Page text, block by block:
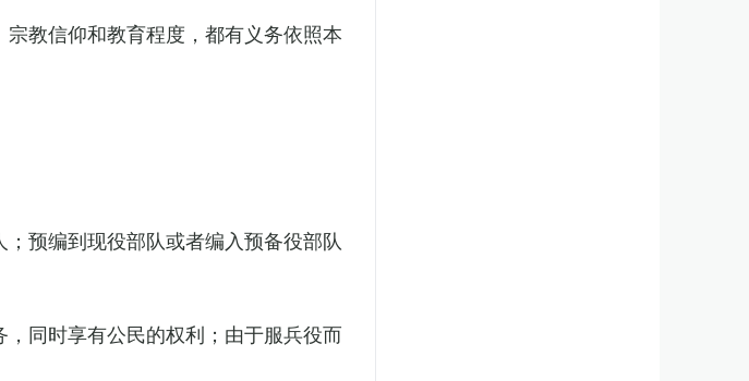
教信仰和教育程度，都有义务依照本
预编到现役部队或者编入预备役部队
同时享有公民的权利；由于服兵役而